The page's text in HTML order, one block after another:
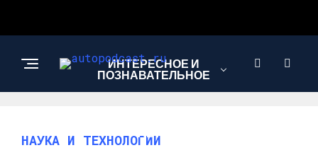
ИНТЕРЕСНОЕ И
ПОЗНАВАТЕЛЬНОЕ
АВТО
НАУКА И ТЕХНОЛОГИИ